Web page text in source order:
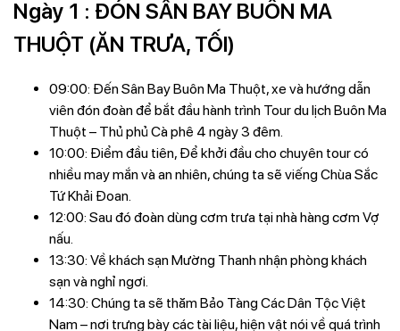
Ngày 1 : ĐÓN SÂN BAY BUÔN MA
THUỘT (ĂN TRƯA, TỐI)
09:00: Đến Sân Bay Buôn Ma Thuột, xe và hướng dẫn
viên đón đoàn để bắt đầu hành trình Tour du lịch Buôn Ma
Thuột – Thủ phủ Cà phê 4 ngày 3 đêm.
10:00: Điểm đầu tiên, Để khởi đầu cho chuyên tour có
nhiều may mắn và an nhiên, chúng ta sẽ viếng Chùa Sắc
Tứ Khải Đoan.
12:00: Sau đó đoàn dùng cơm trưa tại nhà hàng cơm Vợ
nấu.
13:30: Về khách sạn Mường Thanh nhận phòng khách
sạn và nghỉ ngơi.
14:30: Chúng ta sẽ thăm Bảo Tàng Các Dân Tộc Việt
Nam – nơi trưng bày các tài liệu, hiện vật nói về quá trình